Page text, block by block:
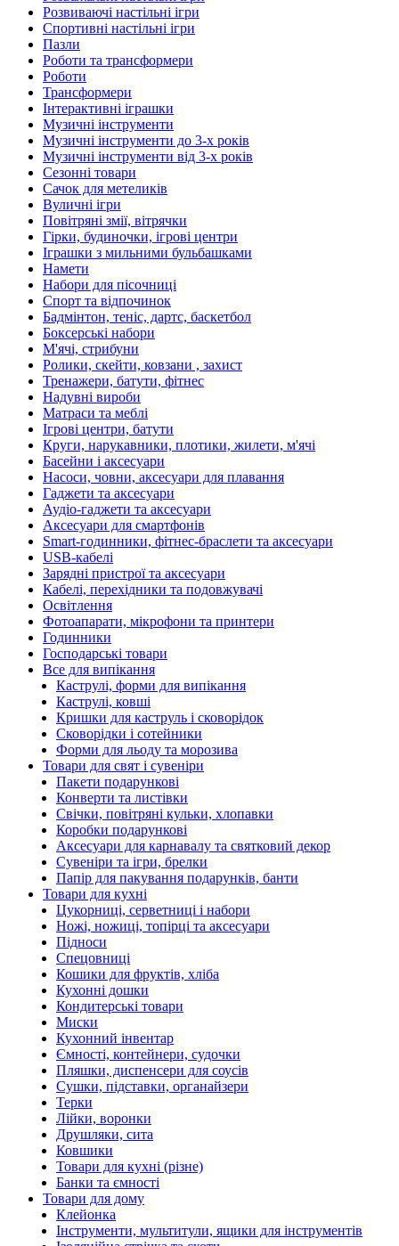
Розвиваючі настільні ігри
Спортивні настільні ігри
Пазли
Роботи та трансформери
Роботи
Трансформери
Інтерактивні іграшки
Музичні інструменти
Музичні інструменти до 3-х років
Музичні інструменти від 3-х років
Сезонні товари
Сачок для метеликів
Вуличні ігри
Повітряні змії, вітрячки
Гірки, будиночки, ігрові центри
Іграшки з мильними бульбашками
Намети
Набори для пісочниці
Спорт та відпочинок
Бадмінтон, теніс, дартс, баскетбол
Боксерські набори
М'ячі, стрибуни
Ролики, скейти, ковзани , захист
Тренажери, батути, фітнес
Надувні вироби
Матраси та меблі
Ігрові центри, батути
Круги, нарукавники, плотики, жилети, м'ячі
Басейни і аксесуари
Насоси, човни, аксесуари для плавання
Гаджети та аксесуари
Аудіо-гаджети та аксесуари
Аксесуари для смартфонів
Smart-годинники, фітнес-браслети та аксесуари
USB-кабелі
Зарядні пристрої та аксесуари
Кабелі, перехідники та подовжувачі
Освітлення
Фотоапарати, мікрофони та принтери
Годинники
Господарські товари
Все для випікання
Каструлі, форми для випікання
Каструлі, ковші
Кришки для каструль і сковорідок
Сковорідки і сотейники
Форми для льоду та морозива
Товари для свят і сувеніри
Пакети подарункові
Конверти та листівки
Свічки, повітряні кульки, хлопавки
Коробки подарункові
Аксесуари для карнавалу та святковий декор
Сувеніри та ігри, брелки
Папір для пакування подарунків, банти
Товари для кухні
Цукорниці, серветниці і набори
Ножі, ножиці, топірці та аксесуари
Підноси
Спецовниці
Кошики для фруктів, хліба
Кухонні дошки
Кондитерські товари
Миски
Кухонний інвентар
Ємності, контейнери, судочки
Пляшки, диспенсери для соусів
Сушки, підставки, органайзери
Терки
Лійки, воронки
Друшляки, сита
Ковшики
Товари для кухні (різне)
Банки та ємності
Товари для дому
Клейонка
Інструменти, мультитули, ящики для інструментів